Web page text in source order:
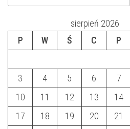
sierpień 2026
P
W Ś C P
3
4 5 6 7
10
11 12 13 14
17
18 19 20 21